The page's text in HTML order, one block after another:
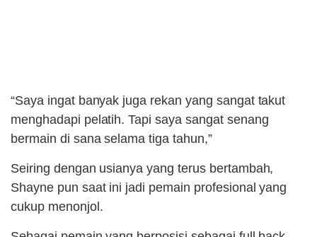
“Saya ingat banyak juga rekan yang sangat takut
menghadapi pelatih. Tapi saya sangat senang
bermain di sana selama tiga tahun,”
Seiring dengan usianya yang terus bertambah,
Shayne pun saat ini jadi pemain profesional yang
cukup menonjol.